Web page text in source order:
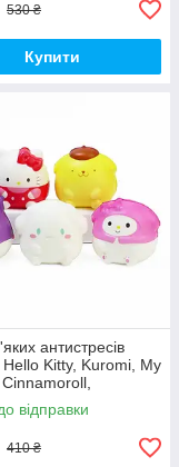
530 ₴
Купити
антистресів
Kitty, Kuromi, My
5 шт (01488)
відправки
410 ₴